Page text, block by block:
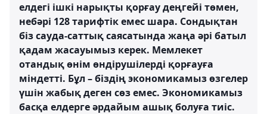
елдегі ішкі нарықты қорғау деңгейі төмен,
небәрі 128 тарифтік емес шара. Сондықтан
біз сауда-саттық саясатында жаңа әрі батыл
қадам жасауымыз керек. Мемлекет
отандық өнім өндірушілерді қорғауға
міндетті. Бұл – біздің экономикамыз өзгелер
үшін жабық деген сөз емес. Экономикамыз
басқа елдерге әрдайым ашық болуға тиіс.